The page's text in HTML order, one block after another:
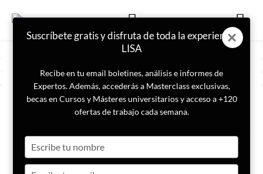
ETIQUETA
Proceso de adhesión UE
Chipre: la isla dividida que
sigue siendo un Estado de facto
Suscríbete gratis y disfruta de toda la experiencia
LISA
Recibe en tu email boletines, análisis e informes de
Expertos. Además, accederás a Masterclass exclusivas,
becas en Cursos y Másteres universitarios y acceso a +120
ofertas de trabajo cada semana.
your
name